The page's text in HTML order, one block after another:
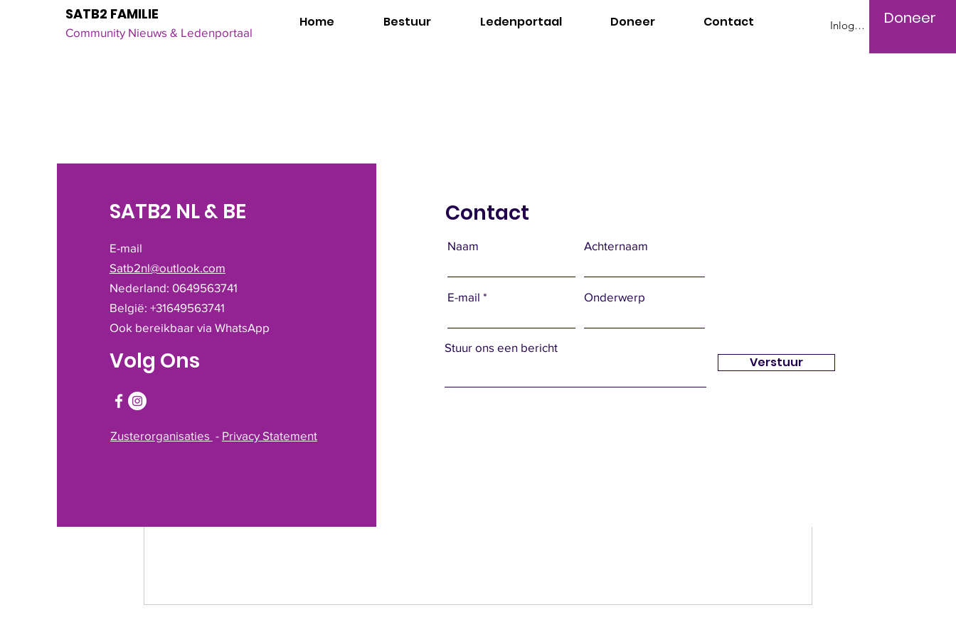
SATB2 FAMILIE
Community Nieuws & Ledenportaal
Home Bestuur Ledenportaal Doneer Contact Inloggen Doneer
SATB2 NL & BE
E-mail
Satb2nl@outlook.com
Nederland: 0649563741
België: +31649563741
Ook bereikbaar via WhatsApp
Volg Ons
Zusterorganisaties - Privacy Statement
Contact
Naam Achternaam
E-mail Onderwerp
Stuur ons een bericht
Verstuur